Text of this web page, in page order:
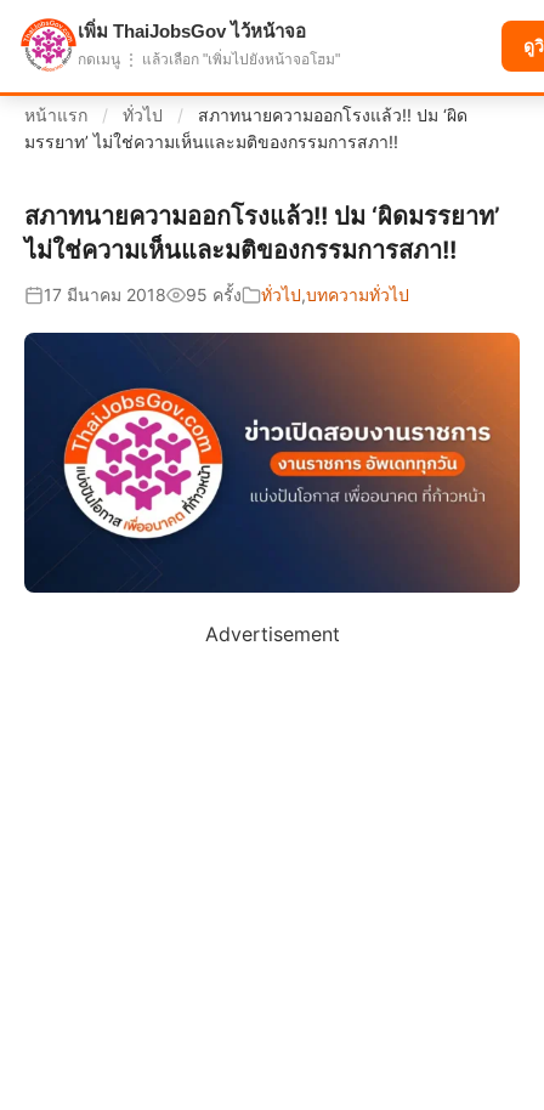
แบ่งปันโอกาส เพื่ออนาคตที่ก้าวหน้า
หน้าแรก / ทั่วไป /
สภาทนายความออกโรงแล้ว!! ปม ‘ผิด
มรรยาท’ ไม่ใช่ความเห็นและมติของกรรมการสภา!!
สภาทนายความออกโรงแล้ว!! ปม ‘ผิดมรรยาท’
ไม่ใช่ความเห็นและมติของกรรมการสภา!!
17 มีนาคม 2018 95 ครั้ง ทั่วไป,บทความทั่วไป
Advertisement
เพิ่ม ThaiJobsGov ไว้หน้าจอ
กดเมนู ⋮ แล้วเลือก "เพิ่มไปยังหน้าจอโฮม"
ดู